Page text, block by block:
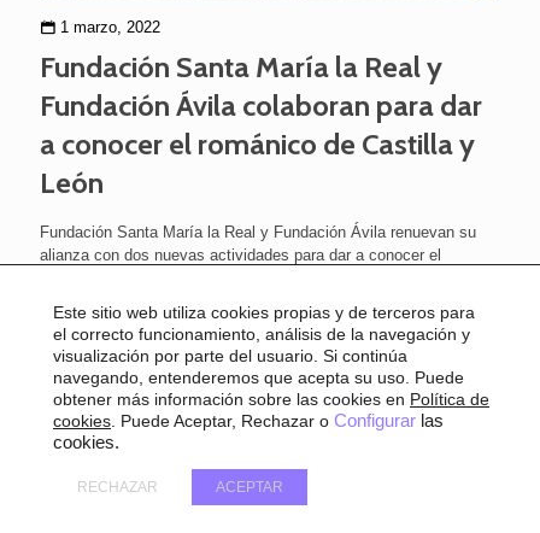
1 marzo, 2022
Fundación Santa María la Real y
Fundación Ávila colaboran para dar
a conocer el románico de Castilla y
León
Fundación Santa María la Real y Fundación Ávila renuevan su
alianza con dos nuevas actividades para dar a conocer el
Este sitio web utiliza cookies propias y de terceros para
el correcto funcionamiento, análisis de la navegación y
visualización por parte del usuario. Si continúa
navegando, entenderemos que acepta su uso. Puede
obtener más información sobre las cookies en Política de
cookies . Puede Aceptar, Rechazar o Configurar las
cookies.
ACEPTAR
RECHAZAR